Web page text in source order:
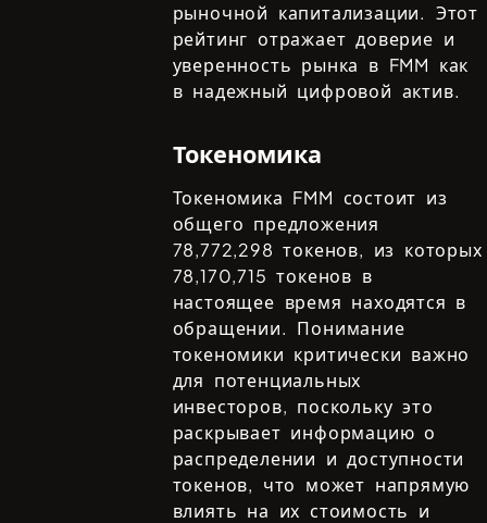
рыночной капитализации. Этот
рейтинг отражает доверие и
уверенность рынка в FMM как
в надежный цифровой актив.
Токеномика
Токеномика FMM состоит из
общего предложения
78,772,298 токенов, из которых
78,170,715 токенов в
настоящее время находятся в
обращении. Понимание
токеномики критически важно
для потенциальных
инвесторов, поскольку это
раскрывает информацию о
распределении и доступности
токенов, что может напрямую
влиять на их стоимость и